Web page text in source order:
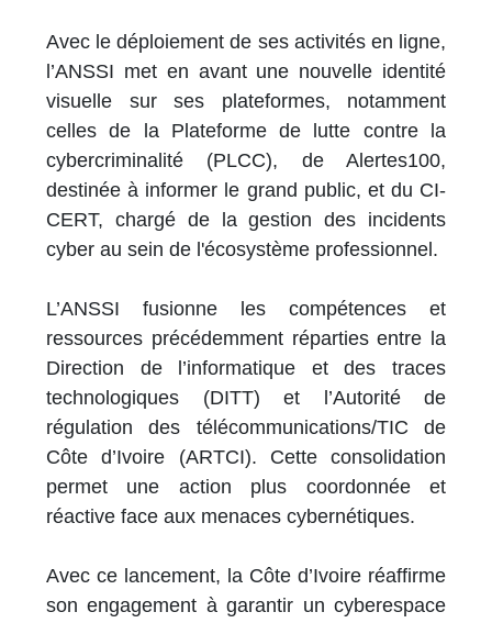
Avec le déploiement de ses activités en ligne,
l’ANSSI met en avant une nouvelle identité
visuelle sur ses plateformes, notamment
celles de la Plateforme de lutte contre la
cybercriminalité (PLCC), de Alertes100,
destinée à informer le grand public, et du CI-
CERT, chargé de la gestion des incidents
cyber au sein de l'écosystème professionnel.
L’ANSSI fusionne les compétences et
ressources précédemment réparties entre la
Direction de l’informatique et des traces
technologiques (DITT) et l’Autorité de
régulation des télécommunications/TIC de
Côte d’Ivoire (ARTCI). Cette consolidation
permet une action plus coordonnée et
réactive face aux menaces cybernétiques.
Avec ce lancement, la Côte d’Ivoire réaffirme
son engagement à garantir un cyberespace